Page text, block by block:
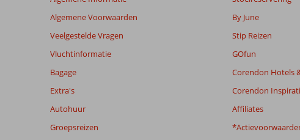
de
relevantie
de
info
Algemene Voorwaarden
Veelgestelde Vragen
Vluchtinformatie
Bagage
Extra's
Autohuur
Groepsreizen
By June
Stip Reizen
GOfun
Corendon Hotels
Corendon
Affiliates